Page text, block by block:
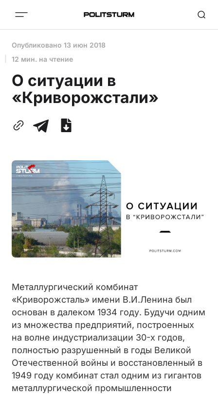
Опубликовано 13 июн 2018
12 мин. на чтение
О ситуации в
«Криворожстали»
Металлургический комбинат
«Криворожсталь» имени В.И.Ленина был
основан в далеком 1934 году. Будучи одним
из множества предприятий, построенных
на волне индустриализации 30-х годов,
полностью разрушенный в годы Великой
Отечественной войны и восстановленный в
1949 году комбинат стал одним из гигантов
металлургической промышленности